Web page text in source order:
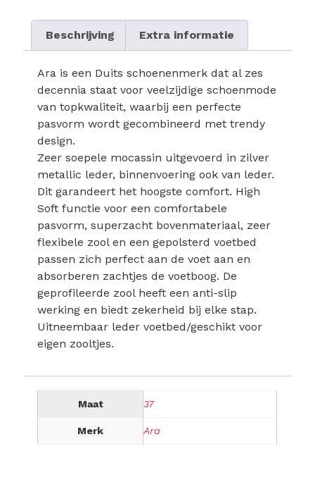
Beschrijving Extra informatie
Ara is een Duits schoenenmerk dat al zes
decennia staat voor veelzijdige schoenmode
van topkwaliteit, waarbij een perfecte
pasvorm wordt gecombineerd met trendy
design.
Zeer soepele mocassin uitgevoerd in zilver
metallic leder, binnenvoering ook van leder.
Dit garandeert het hoogste comfort. High
Soft functie voor een comfortabele
pasvorm, superzacht bovenmateriaal, zeer
flexibele zool en een gepolsterd voetbed
passen zich perfect aan de voet aan en
absorberen zachtjes de voetboog. De
geprofileerde zool heeft een anti-slip
werking en biedt zekerheid bij elke stap.
Uitneembaar leder voetbed/geschikt voor
eigen zooltjes.
Maat 37
Merk Ara